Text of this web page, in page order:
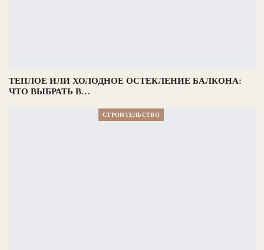
ТЕПЛОЕ ИЛИ ХОЛОДНОЕ ОСТЕКЛЕНИЕ БАЛКОНА:
ЧТО ВЫБРАТЬ В…
СТРОИТЕЛЬСТВО